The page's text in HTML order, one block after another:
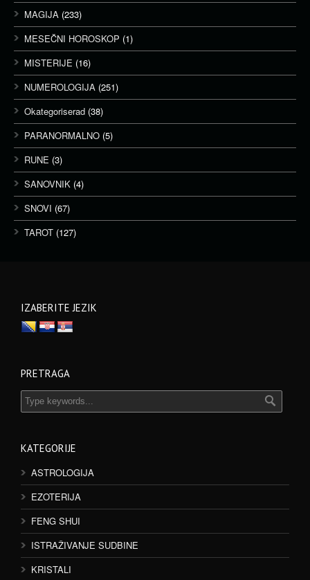
MAGIJA (233)
MESEČNI HOROSKOP (1)
MISTERIJE (16)
NUMEROLOGIJA (251)
Okategoriserad (38)
PARANORMALNO (5)
RUNE (3)
SANOVNIK (4)
SNOVI (67)
TAROT (127)
IZABERITE JEZIK
PRETRAGA
KATEGORIJE
ASTROLOGIJA
EZOTERIJA
FENG SHUI
ISTRAŽIVANJE SUDBINE
KRISTALI